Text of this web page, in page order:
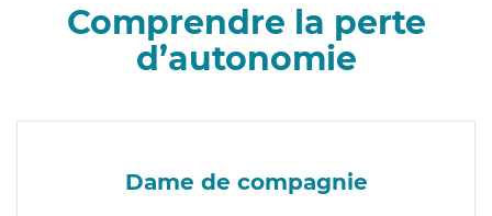
Comprendre la perte
d’autonomie
Dame de compagnie